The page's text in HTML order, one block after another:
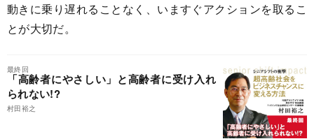
動きに乗り遅れることなく、いますぐアクションを取るこ
とが大切だ。
最終回
「高齢者にやさしい」と高齢者に受け入れ
られない!?
村田裕之